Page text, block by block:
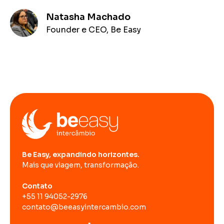
Natasha Machado
Founder e CEO, Be Easy
Be Easy, expandindo horizontes.
Mais que viagem, transformação.
Contato
+55 11 94052-2976
contato@beeasyintercambio.com